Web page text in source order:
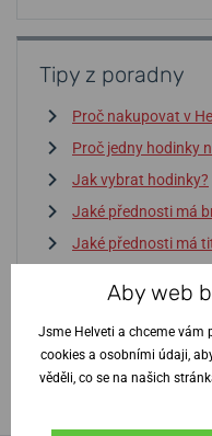
Tipy z poradny
Proč nakupovat v
Proč jedny hodinky
Jak vybrat hodinky?
Jaké přednosti má
Jaké přednosti má
Aby web
Jsme Helveti a chceme vám
cookies a osobními údaji,
věděli, co se na našich